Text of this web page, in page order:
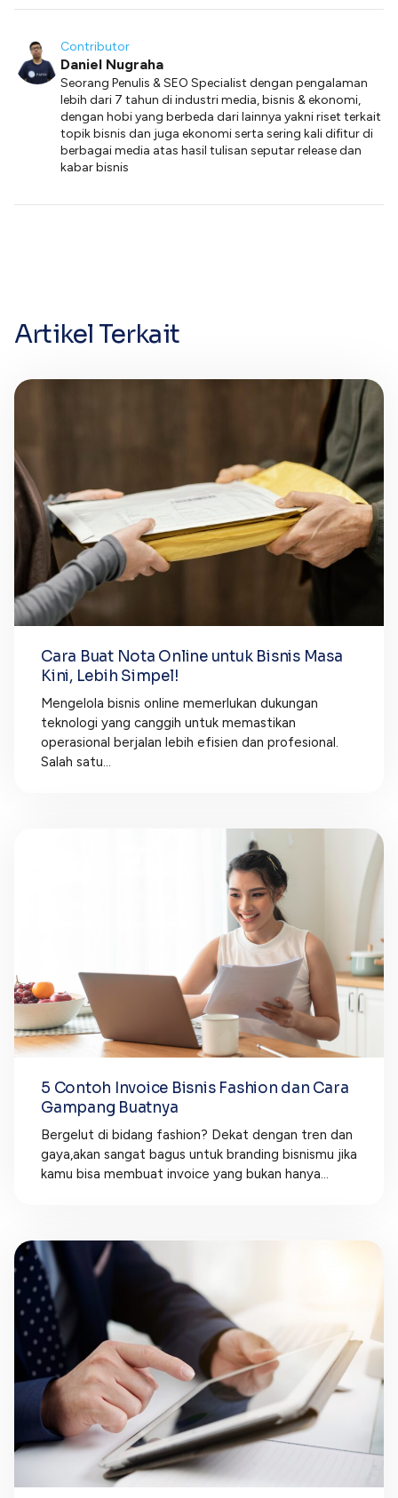
Contributor
Daniel Nugraha
Seorang Penulis & SEO Specialist dengan pengalaman
lebih dari 7 tahun di industri media, bisnis & ekonomi,
dengan hobi yang berbeda dari lainnya yakni riset terkait
topik bisnis dan juga ekonomi serta sering kali difitur di
berbagai media atas hasil tulisan seputar release dan
kabar bisnis
Artikel Terkait
Cara Buat Nota Online untuk Bisnis Masa
Kini, Lebih Simpel!
Mengelola bisnis online memerlukan dukungan
teknologi yang canggih untuk memastikan
operasional berjalan lebih efisien dan profesional.
Salah satu...
5 Contoh Invoice Bisnis Fashion dan Cara
Gampang Buatnya
Bergelut di bidang fashion? Dekat dengan tren dan
gaya,akan sangat bagus untuk branding bisnismu jika
kamu bisa membuat invoice yang bukan hanya...